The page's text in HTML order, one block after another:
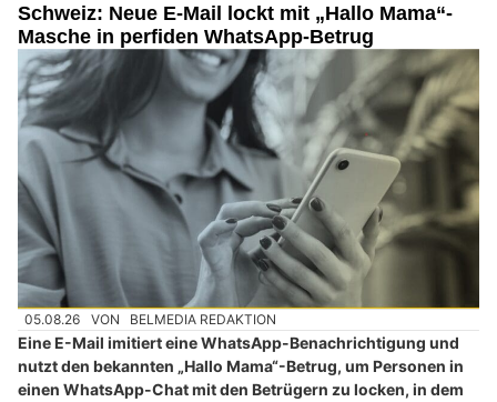
Schweiz: Neue E-Mail lockt mit „Hallo Mama“-
Masche in perfiden WhatsApp-Betrug
05.08.26 VON BELMEDIA REDAKTION
Eine E-Mail imitiert eine WhatsApp-Benachrichtigung und
nutzt den bekannten „Hallo Mama“-Betrug, um Personen in
einen WhatsApp-Chat mit den Betrügern zu locken, in dem